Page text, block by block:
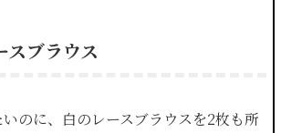
ブラウス
のに、白のレースブラウスを2枚も所